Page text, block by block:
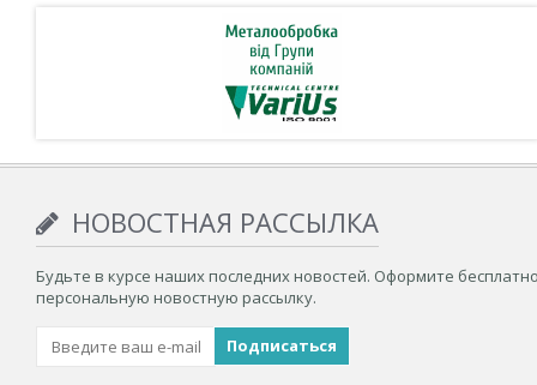
НОВОСТНАЯ РАССЫЛКА
Будьте в курсе наших последних новостей. Оформите
персональную новостную рассылку.